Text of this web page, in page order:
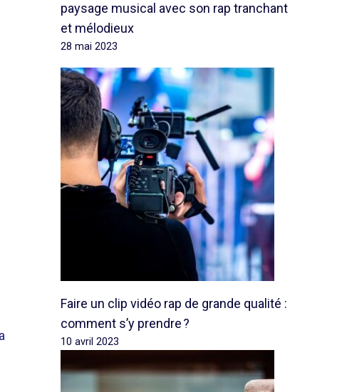
paysage musical avec son rap tranchant
et mélodieux
28 mai 2023
Faire un clip vidéo rap de grande qualité :
comment s’y prendre ?
10 avril 2023